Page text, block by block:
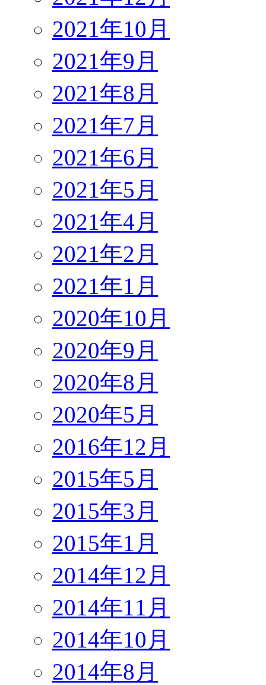
2021年10月
2021年9月
2021年8月
2021年7月
2021年6月
2021年5月
2021年4月
2021年2月
2021年1月
2020年10月
2020年9月
2020年8月
2020年5月
2016年12月
2015年5月
2015年3月
2015年1月
2014年12月
2014年11月
2014年10月
2014年8月